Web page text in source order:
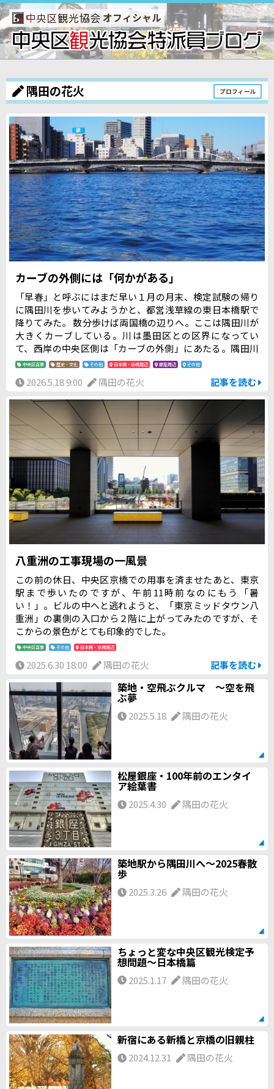
オフィシャル
隅田の花火 プロフィール
カーブの外側には「何かがある」
「早春」と呼ぶにはまだ早い１月の月末、検定試験の帰り
に隅田川を歩いてみようかと、都営浅草線の東日本橋駅で
降りてみた。 数分歩けば両国橋の辺りへ。ここは隅田川が
大きくカーブしている。川は墨田区との区界になってい
て、西岸の中央区側は「カーブの外側」にあたる。隅田川
を歩きたくなった時に、何故か不思議と吸い寄せられてし
両国橋辺りも少し変わってしまった。 以前よりも、隅田川
テラスへ下りやすくなって、とても快適になった。でも日
本橋中学校前の歩道橋を撤去している光景を目にした時に
は、ちょっぴり残念な思いにさせられてしまった。
中央区百景 歴史・文化 その他 日本橋・京橋周辺 銀座周辺 その他
2026.5.18 9:00 隅田の花火 記事を読む
八重洲の工事現場の一風景
この前の休日、中央区京橋での用事を済ませたあと、東京
駅まで歩いたのですが、午前11時前なのにもう「暑
い！」。ビルの中へと逃れようと、「東京ミッドタウン八
重洲」の裏側の入口から２階に上がってみたのですが、そ
こからの景色がとても印象的でした。
中央区百景 その他 日本橋・京橋周辺
2025.6.30 18:00 隅田の花火 記事を読む
築地・空飛ぶクルマ 〜空を飛
ぶ夢
2025.5.18 隅田の花火
松屋銀座・100年前のエンタイ
ア絵葉書
2025.4.30 隅田の花火
築地駅から隅田川へ〜2025春散
歩
2025.3.26 隅田の花火
ちょっと変な中央区観光検定予
想問題〜日本橋篇
2025.1.17 隅田の花火
新宿にある新橋と京橋の旧親柱
2024.12.31 隅田の花火